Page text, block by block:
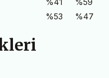
%41
%59
%53 %47